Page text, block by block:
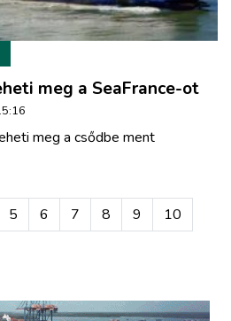
meg a SeaFrance-ot
meg a csődbe ment
5 6 7 8 9
10